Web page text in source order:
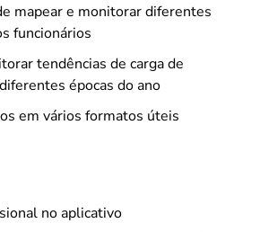
mapear e monitorar diferentes
funcionários
tendências de carga de
épocas do ano
em vários formatos úteis
no aplicativo